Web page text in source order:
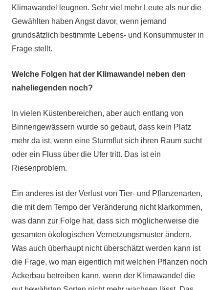
Klimawandel leugnen. Sehr viel mehr Leute als nur die
Gewählten haben Angst davor, wenn jemand
grundsätzlich bestimmte Lebens- und Konsummuster in
Frage stellt.
Welche Folgen hat der Klimawandel neben den
naheliegenden noch?
In vielen Küstenbereichen, aber auch entlang von
Binnengewässern wurde so gebaut, dass kein Platz
mehr da ist, wenn eine Sturmflut sich ihren Raum sucht
oder ein Fluss über die Ufer tritt. Das ist ein
Riesenproblem.
Ein anderes ist der Verlust von Tier- und Pflanzenarten,
die mit dem Tempo der Veränderung nicht klarkommen,
was dann zur Folge hat, dass sich möglicherweise die
gesamten ökologischen Vernetzungsmuster ändern.
Was auch überhaupt nicht überschätzt werden kann ist
die Frage, wo man eigentlich mit welchen Pflanzen noch
Ackerbau betreiben kann, wenn der Klimawandel die